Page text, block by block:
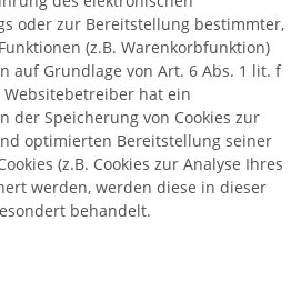
oder zur Bereitstellung bestimmter,
(z.B. Warenkorbfunktion)
auf Grundlage von Art. 6 Abs. 1 lit. f
Websitebetreiber hat ein
der Speicherung von Cookies zur
optimierten Bereitstellung seiner
(z.B. Cookies zur Analyse Ihres
werden, werden diese in dieser
behandelt.